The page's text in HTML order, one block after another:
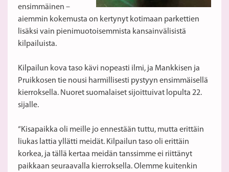
ensimmäinen –
aiemmin kokemusta on kertynyt kotimaan parkettien
lisäksi vain pienimuotoisemmista kansainvälisistä
kilpailuista.
Kilpailun kova taso kävi nopeasti ilmi, ja Mankkisen ja
Pruikkosen tie nousi harmillisesti pystyyn ensimmäisellä
kierroksella. Nuoret suomalaiset sijoittuivat lopulta 22.
sijalle.
“Kisapaikka oli meille jo ennestään tuttu, mutta erittäin
liukas lattia yllätti meidät. Kilpailun taso oli erittäin
korkea, ja tällä kertaa meidän tanssimme ei riittänyt
paikkaan seuraavalla kierroksella. Olemme kuitenkin